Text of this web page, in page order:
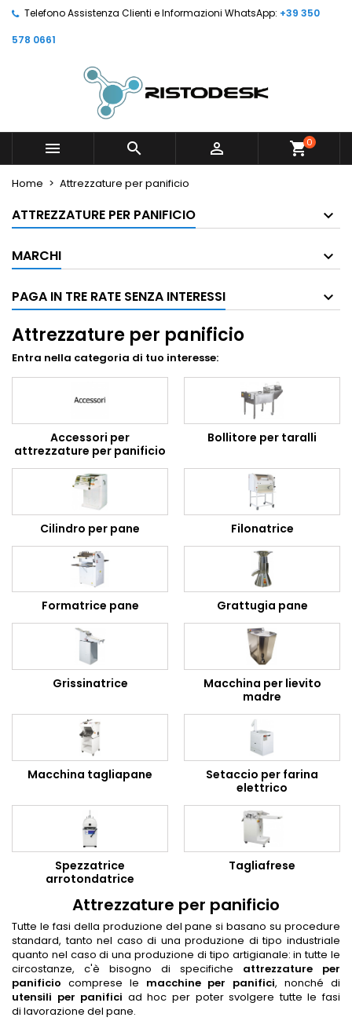
Telefono Assistenza Clienti e Informazioni WhatsApp: +39 350
578 0661
   shopping_cart0
Home Attrezzature per panificio
ATTREZZATURE PER PANIFICIO
MARCHI
PAGA IN TRE RATE SENZA INTERESSI
Attrezzature per panificio
Entra nella categoria di tuo interesse:
Accessori per
attrezzature per panificio
Bollitore per taralli
Cilindro per pane Filonatrice
Formatrice pane Grattugia pane
Grissinatrice
Macchina per lievito
madre
Macchina tagliapane
Setaccio per farina
elettrico
Spezzatrice
arrotondatrice
Tagliafrese
Attrezzature per panificio
Tutte le fasi della produzione del pane si basano su procedure
standard, tanto nel caso di una produzione di tipo industriale
quanto nel caso di una produzione di tipo artigianale: in tutte le
circostanze, c'è bisogno di specifiche attrezzature per
panificio comprese le macchine per panifici, nonché di
utensili per panifici ad hoc per poter svolgere tutte le fasi
di lavorazione del pane.